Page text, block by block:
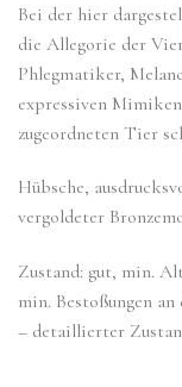
Bei der hier
die Allegorie der
Phlegmatiker,
expressiven
zugeordneten Tier
Hübsche,
vergoldeter
Zustand: gut, min.
min. Bestoßungen
– detaillierter